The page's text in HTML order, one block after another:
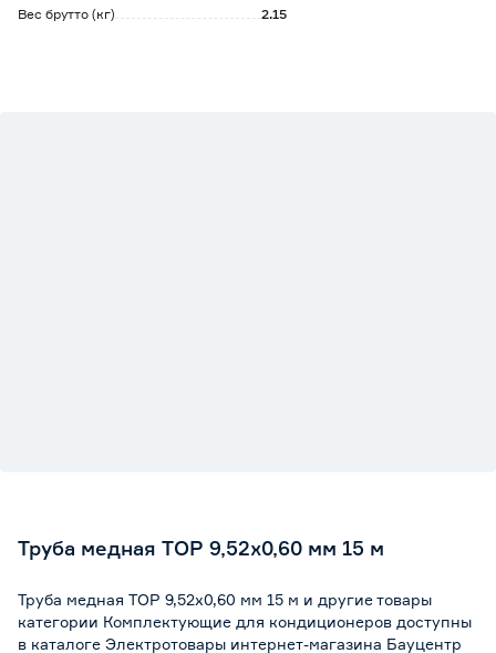
Вес брутто (кг) 2.15
Труба медная TOP 9,52х0,60 мм 15 м
Труба медная TOP 9,52х0,60 мм 15 м и другие товары
категории Комплектующие для кондиционеров доступны
в каталоге Электротовары интернет-магазина Бауцентр